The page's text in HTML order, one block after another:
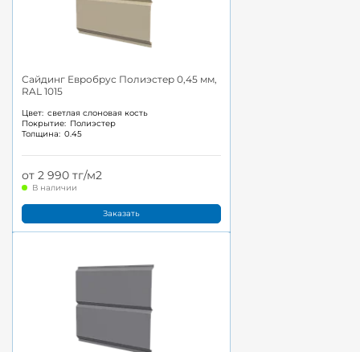
Сайдинг Евробрус Полиэстер 0,45 мм,
RAL 1015
Цвет: светлая слоновая кость
Покрытие: Полиэстер
Толщина: 0.45
от 2 990 тг/м2
В наличии
Заказать